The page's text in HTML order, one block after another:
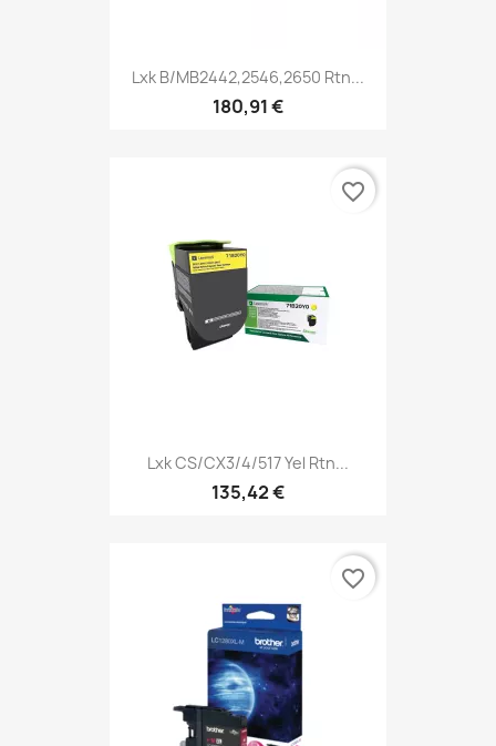
Lxk B/MB2442,2546,2650 Rtn...
180,91 €
Lxk CS/CX3/4/517 Yel Rtn...
135,42 €
favorite_border
favorite_border